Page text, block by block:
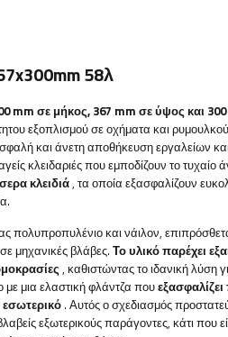
58λ
mm σε μήκος, 367 mm σε ύψος και
εξοπλισμού σε οχήματα και
και άνετη αποθήκευση εργαλείων
κλειδαριές που εμποδίζουν το τυχαίο
κλειδιά, τα οποία εξασφαλίζουν
πολυπροπυλένιο και νάιλον,
μηχανικές βλάβες. Το υλικό παρέχει
, καθιστώντας το ιδανική λύση
με μια ελαστική φλάντζα που
. Αυτός ο σχεδιασμός
εξωτερικούς παράγοντες, κάτι που